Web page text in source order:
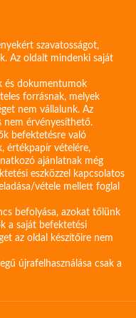
szavatosságot,
Az oldalt mindenki saját
és dokumentumok
forrásnak, melyek
nem vállalunk. Az
nem érvényesíthető.
befektetésre való
értékpapír vételére,
ajánlatnak még
eszközzel kapcsolatos
vétele mellett foglal
befolyása, azokat tőlünk
a saját befektetési
az oldal készítőire nem
újrafelhasználása csak a